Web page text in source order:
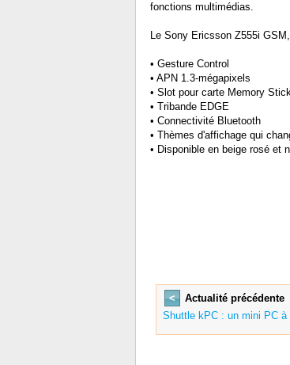
fonctions multimédias.
Le Sony Ericsson Z555i
• Gesture Control
• APN 1.3-mégapixels
• Slot pour carte Memory
• Tribande EDGE
• Connectivité Bluetooth
• Thèmes d'affichage qui
• Disponible en beige rosé et
<
Actualité précédente
Shuttle kPC : un mini PC à